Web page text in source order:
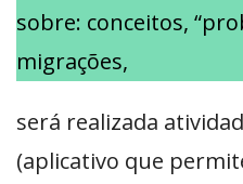
sobre: conceitos,
migrações,
será realizada
(aplicativo que